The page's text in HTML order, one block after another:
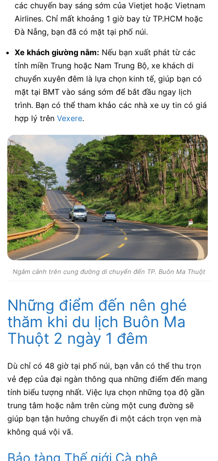
các chuyến bay sáng sớm của Vietjet hoặc Vietnam
Airlines. Chỉ mất khoảng 1 giờ bay từ TP.HCM hoặc
Đà Nẵng, bạn đã có mặt tại phố núi.
Xe khách giường nằm: Nếu bạn xuất phát từ các
tỉnh miền Trung hoặc Nam Trung Bộ, xe khách di
chuyển xuyên đêm là lựa chọn kinh tế, giúp bạn có
mặt tại BMT vào sáng sớm để bắt đầu ngay lịch
trình. Bạn có thể tham khảo các nhà xe uy tin có giá
hợp lý trên Vexere.
Ngắm cảnh trên cung đường di chuyển đến TP. Buôn Ma Thuột
Những điểm đến nên ghé
thăm khi du lịch Buôn Ma
Thuột 2 ngày 1 đêm
Dù chỉ có 48 giờ tại phố núi, bạn vẫn có thể thu trọn
vẻ đẹp của đại ngàn thông qua những điểm đến mang
tính biểu tượng nhất. Việc lựa chọn những tọa độ gần
trung tâm hoặc nằm trên cùng một cung đường sẽ
giúp bạn tận hưởng chuyến đi một cách trọn vẹn mà
không quá vội vã.
Bảo tàng Thế giới Cà phê